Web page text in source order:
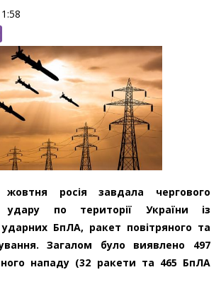
росія завдала чергового
удару по території України із
БпЛА, ракет повітряного та
Загалом було виявлено 497
нападу (32 ракети та 465 БпЛА